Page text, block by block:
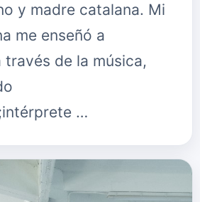
y madre catalana. Mi
me enseñó a
través de la música,
…